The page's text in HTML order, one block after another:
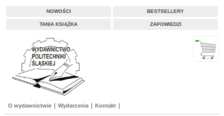
NOWOŚCI BESTSELLERY
TANIA KSIĄŻKA ZAPOWIEDZI
O wydawnictwie Wydarzenia Kontakt